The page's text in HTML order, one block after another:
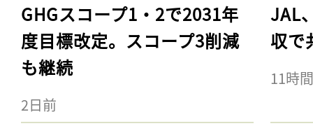
GHGスコープ1・2で2031年
度目標改定。スコープ3削減
も継続
2日前
JAL
収で
11時